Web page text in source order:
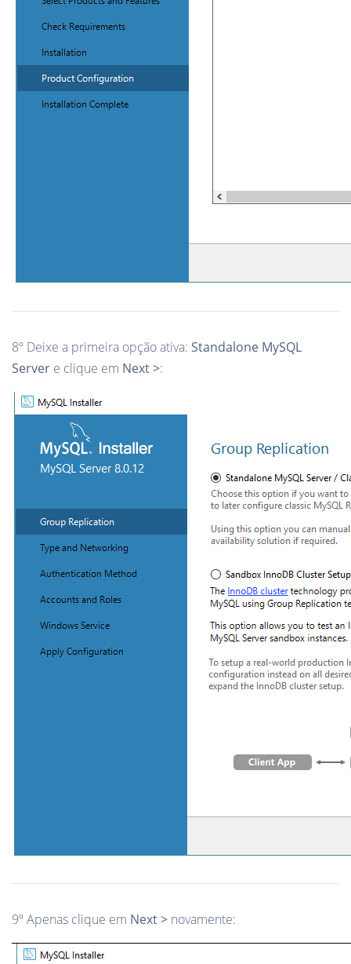
8º Deixe a primeira opção ativa: Standalone MySQL
Server e clique em Next >:
9º Apenas clique em Next > novamente: